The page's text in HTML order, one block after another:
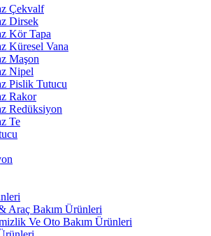
Çekvalf
Dirsek
Kör Tapa
Küresel Vana
Maşon
Nipel
Pislik Tutucu
Rakor
Redüksiyon
Te
Araç Bakım Ürünleri
Ve Oto Bakım Ürünleri